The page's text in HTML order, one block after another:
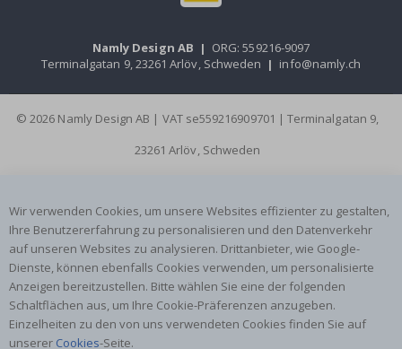
Namly Design AB | ORG: 559216-9097
Terminalgatan 9, 23261 Arlöv, Schweden | info@namly.ch
© 2026 Namly Design AB | VAT se559216909701 | Terminalgatan 9,
23261 Arlöv, Schweden
Wir verwenden Cookies, um unsere Websites effizienter zu gestalten,
Ihre Benutzererfahrung zu personalisieren und den Datenverkehr
auf unseren Websites zu analysieren. Drittanbieter, wie Google-
Dienste, können ebenfalls Cookies verwenden, um personalisierte
Anzeigen bereitzustellen. Bitte wählen Sie eine der folgenden
Schaltflächen aus, um Ihre Cookie-Präferenzen anzugeben.
Einzelheiten zu den von uns verwendeten Cookies finden Sie auf
unserer Cookies-Seite.